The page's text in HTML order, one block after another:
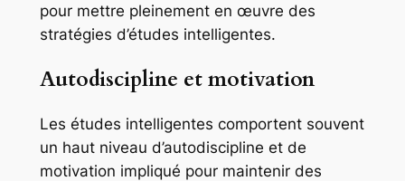
pour mettre pleinement en œuvre des
stratégies d’études intelligentes.
Autodiscipline et motivation
Les études intelligentes comportent souvent
un haut niveau d’autodiscipline et de
motivation impliqué pour maintenir des